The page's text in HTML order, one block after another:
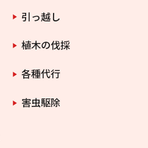
引っ越し
植木の伐採
各種代行
害虫駆除